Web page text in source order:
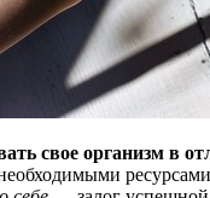
свое организм в